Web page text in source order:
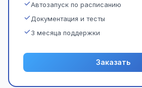
Автозапуск по расписанию
Документация и тесты
3 месяца поддержки
Заказать